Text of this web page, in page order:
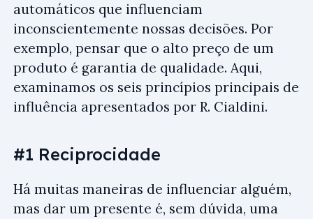
automáticos que influenciam
inconscientemente nossas decisões. Por
exemplo, pensar que o alto preço de um
produto é garantia de qualidade. Aqui,
examinamos os seis princípios principais de
influência apresentados por R. Cialdini.
#1 Reciprocidade
Há muitas maneiras de influenciar alguém,
mas dar um presente é, sem dúvida, uma